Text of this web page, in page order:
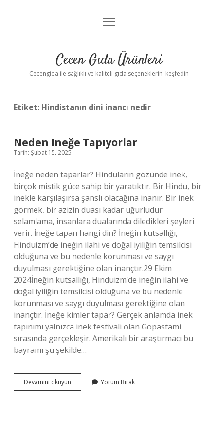
Anasayfa
Yasal Uyarı
menüyü
Cecen Gıda Ürünleri
Cecengida ile sağlıklı ve kaliteli gıda seçeneklerini keşfedin
Etiket: Hindistanın dini inancı nedir
Neden Ineğe Tapıyorlar
Tarih: Şubat 15, 2025
İneğe neden taparlar? Hinduların gözünde inek,
birçok mistik güce sahip bir yaratıktır. Bir Hindu, bir
inekle karşılaşırsa şanslı olacağına inanır. Bir inek
görmek, bir azizin duası kadar uğurludur;
selamlama, insanlara dualarında diledikleri şeyleri
verir. İneğe tapan hangi din? İneğin kutsallığı,
Hinduizm’de ineğin ilahi ve doğal iyiliğin temsilcisi
olduğuna ve bu nedenle korunması ve saygı
duyulması gerektiğine olan inançtır.29 Ekim
2024İneğin kutsallığı, Hinduizm’de ineğin ilahi ve
doğal iyiliğin temsilcisi olduğuna ve bu nedenle
korunması ve saygı duyulması gerektiğine olan
inançtır. İneğe kimler tapar? Gerçek anlamda inek
tapınımı yalnızca inek festivali olan Gopastami
sırasında gerçekleşir. Amerikalı bir araştırmacı bu
bayramı şu şekilde…
Devamını okuyun
Ineğe
Yorum Bırak